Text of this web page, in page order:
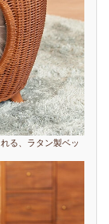
る、ラタン製ベッ